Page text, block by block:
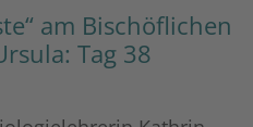
am Bischöflichen
Tag 38